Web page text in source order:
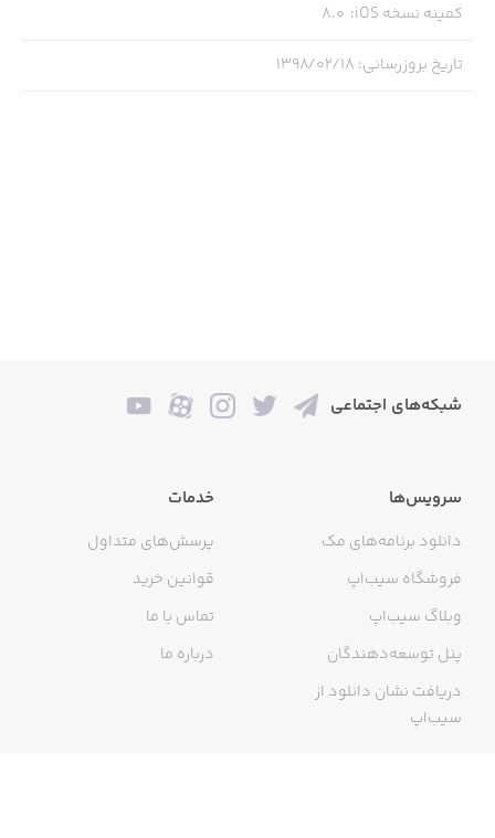
کمینه نسخه iOS :
8.0
تاریخ بروزرسانی: ۱۳۹۸/۰۲/۱۸
شبکه‌های اجتماعی
سرویس‌ها
دانلود برنامه‌های مک
فروشگاه سیب‌اپ
وبلاگ سیب‌اپ
پنل توسعه‌دهندگان
دریافت نشان دانلود از
سیب‌اپ
خدمات
پرسش‌های متداول
قوانین خرید
تماس با ما
درباره ما